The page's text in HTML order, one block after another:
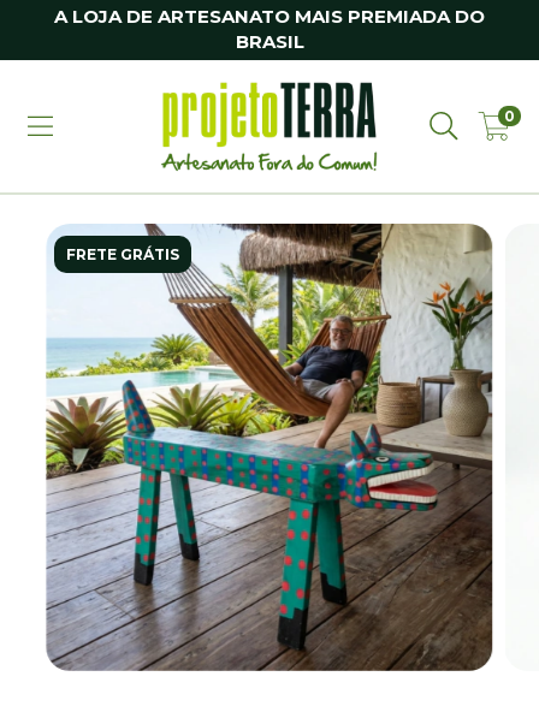
A LOJA DE ARTESANATO MAIS PREMIADA DO
BRASIL
0
FRETE GRÁTIS